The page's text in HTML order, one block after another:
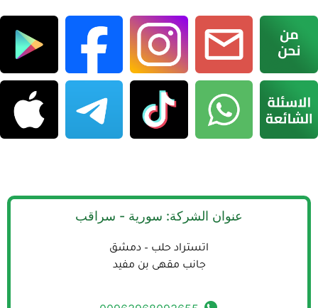
عنوان الشركة: سورية - سراقب
اتستراد حلب – دمشق
جانب مقهى بن مفيد